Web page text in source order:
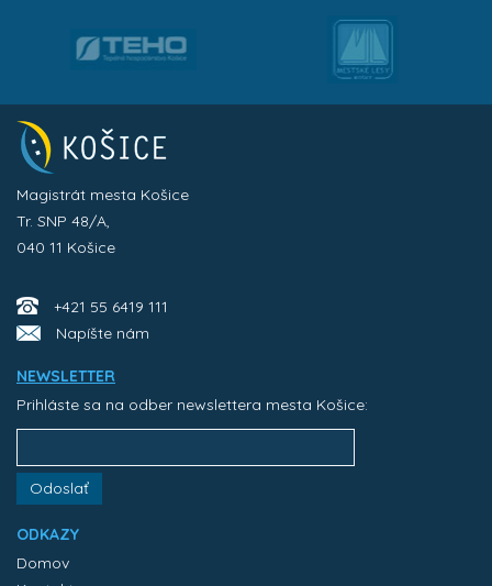
Magistrát mesta Košice
Tr. SNP 48/A,
040 11 Košice
+421 55 6419 111
Napíšte nám
NEWSLETTER
Prihláste sa na odber newslettera mesta Košice:
Odoslať
ODKAZY
Domov